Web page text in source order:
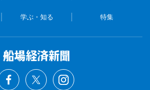
学ぶ・知る 特集